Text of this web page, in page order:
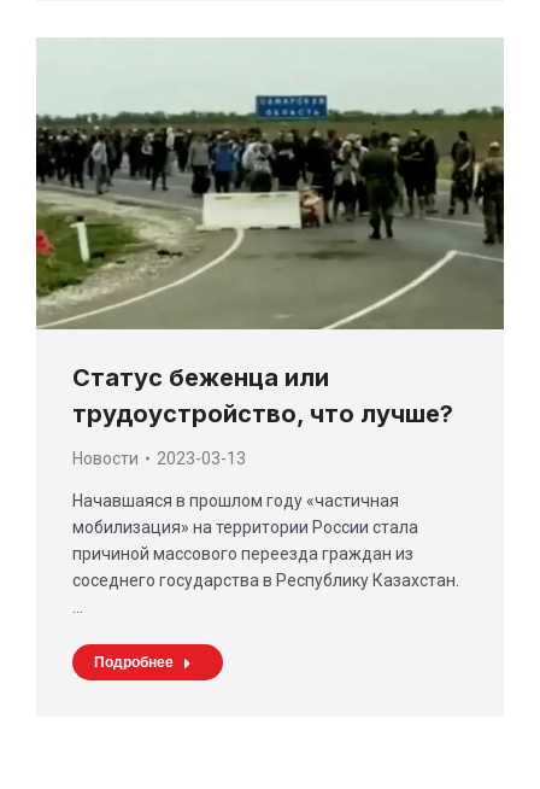
Статус беженца или
трудоустройство, что лучше?
Новости 2023-03-13
Начавшаяся в прошлом году «частичная
мобилизация» на территории России стала
причиной массового переезда граждан из
соседнего государства в Республику Казахстан.
Подробнее